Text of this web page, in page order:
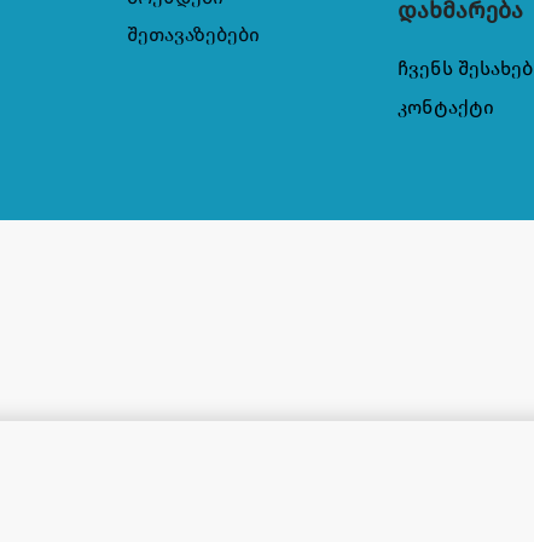
შეთავაზებები
დახმარება
ჩვენს შესახებ
კონტაქტი